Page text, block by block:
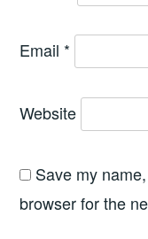
Email *
Website
Save my
browser for the